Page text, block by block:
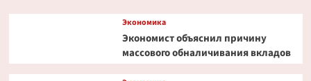
Экономика
Экономист объяснил причину
массового обналичивания вкладов